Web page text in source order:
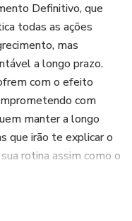
Definitivo, que
todas as ações
mas
a longo prazo.
com o efeito
com
manter a longo
que irão te explicar o
rotina assim como o
de produtos,